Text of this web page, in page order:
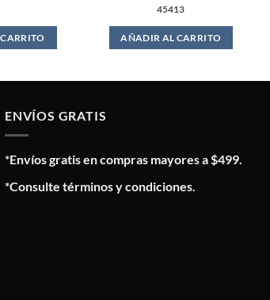
45413
AÑADIR AL CARRITO
ENVÍOS GRATIS
*Envíos gratis en compras mayores a $499.
*Consulte términos y condiciones.